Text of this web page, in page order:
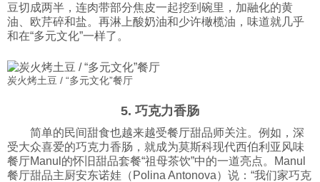
豆切成两半，连肉带部分焦皮一起挖到碗里，加融化的黄
油、欧芹碎和盐。再淋上酸奶油和少许橄榄油，味道就几乎
和在“多元文化”一样了。
炭火烤土豆 / “多元文化”餐厅
5. 巧克力香肠
简单的民间甜食也越来越受餐厅甜品师关注。例如，深
受大众喜爱的巧克力香肠，就成为莫斯科现代西伯利亚风味
餐厅Manul的怀旧甜品套餐“祖母茶饮”中的一道亮点。Manul
餐厅甜品主厨安东诺娃（Polina Antonova）说：“我们家巧克